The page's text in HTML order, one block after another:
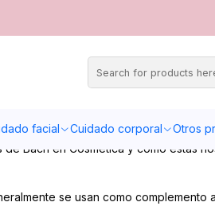
facial Cuidado corporal Otros
Bach en Cosmética y como estas
se usan como